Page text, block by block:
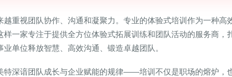
重视团队协作、沟通和凝聚力。专业的体验式培训作为一种高
一家专注于提供全方位体验式拓展训练和团队活动的服务商，
单位释放智慧、高效沟通、锻造卓越团队。
特深谙团队成长与企业赋能的规律——培训不仅是职场的熔炉，